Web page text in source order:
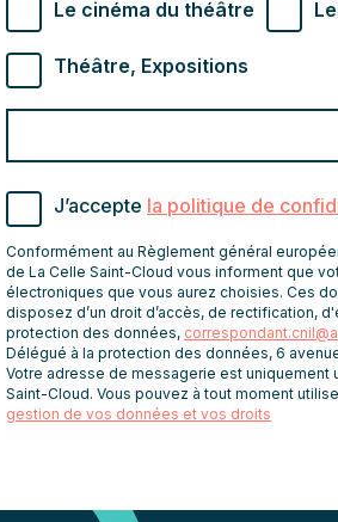
Veuillez indiquer la somme en
Types de newsletter souhaités
Le cinéma du théâtre
Théâtre, Expositions
recevoir
les
newsletters
J’accepte la politique de
Conformément au Règlement général
de La Celle Saint-Cloud vous informent que
électroniques que vous aurez choisies. Ces
disposez d’un droit d’accès, de rectification,
protection des données,
Délégué à la protection des données, 6
Votre adresse de messagerie est
Saint-Cloud. Vous pouvez à tout moment
gestion de vos données et vos droits